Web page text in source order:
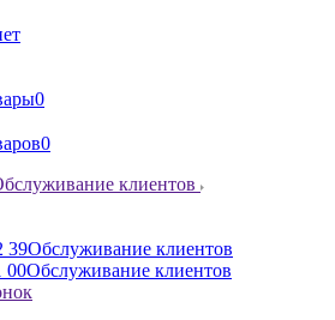
0
0
клиентов
39Обслуживание клиентов
00Обслуживание клиентов